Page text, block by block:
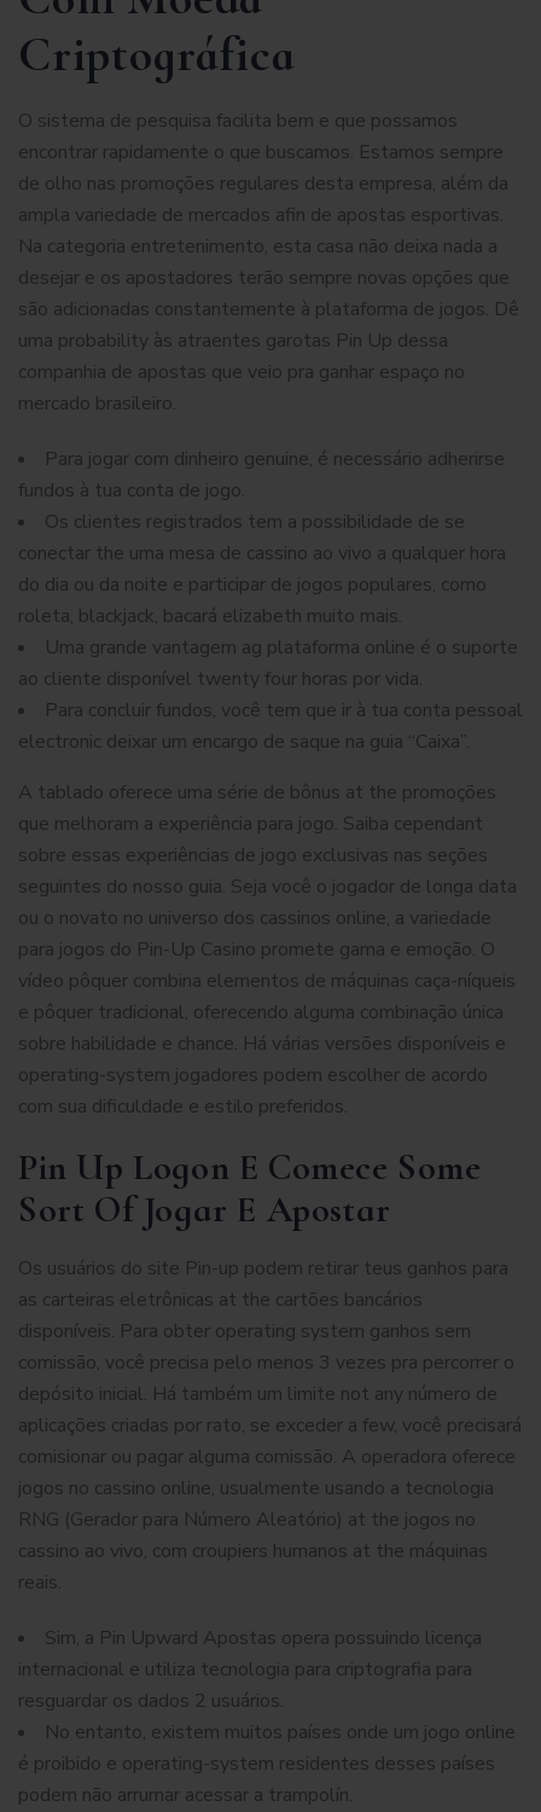
Criptográfica
O sistema de pesquisa facilita bem e que possamos
encontrar rapidamente o que buscamos. Estamos sempre
de olho nas promoções regulares desta empresa, além da
ampla variedade de mercados afin de apostas esportivas.
Na categoria entretenimento, esta casa não deixa nada a
desejar e os apostadores terão sempre novas opções que
são adicionadas constantemente à plataforma de jogos. Dê
uma probability às atraentes garotas Pin Up dessa
companhia de apostas que veio pra ganhar espaço no
mercado brasileiro.
Para jogar com dinheiro genuine, é necessário adherirse
fundos à tua conta de jogo.
Os clientes registrados tem a possibilidade de se
conectar the uma mesa de cassino ao vivo a qualquer hora
do dia ou da noite e participar de jogos populares, como
roleta, blackjack, bacará elizabeth muito mais.
Uma grande vantagem ag plataforma online é o suporte
ao cliente disponível twenty four horas por vida.
Para concluir fundos, você tem que ir à tua conta pessoal
electronic deixar um encargo de saque na guia “Caixa”.
A tablado oferece uma série de bônus at the promoções
que melhoram a experiência para jogo. Saiba cependant
sobre essas experiências de jogo exclusivas nas seções
seguintes do nosso guia. Seja você o jogador de longa data
ou o novato no universo dos cassinos online, a variedade
para jogos do Pin-Up Casino promete gama e emoção. O
vídeo pôquer combina elementos de máquinas caça-níqueis
e pôquer tradicional, oferecendo alguma combinação única
sobre habilidade e chance. Há várias versões disponíveis e
operating-system jogadores podem escolher de acordo
com sua dificuldade e estilo preferidos.
Pin Up Logon E Comece Some
Sort Of Jogar E Apostar
Os usuários do site Pin-up podem retirar teus ganhos para
as carteiras eletrônicas at the cartões bancários
disponíveis. Para obter operating system ganhos sem
comissão, você precisa pelo menos 3 vezes pra percorrer o
depósito inicial. Há também um limite not any número de
aplicações criadas por rato, se exceder a few, você precisará
comisionar ou pagar alguma comissão. A operadora oferece
jogos no cassino online, usualmente usando a tecnologia
RNG (Gerador para Número Aleatório) at the jogos no
cassino ao vivo, com croupiers humanos at the máquinas
reais.
Sim, a Pin Upward Apostas opera possuindo licença
internacional e utiliza tecnologia para criptografia para
resguardar os dados 2 usuários.
No entanto, existem muitos países onde um jogo online
é proibido e operating-system residentes desses países
podem não arrumar acessar a trampolín.